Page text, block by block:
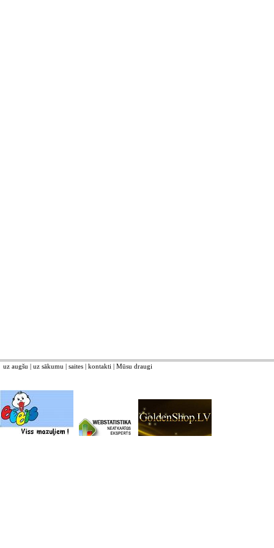
uz augšu | uz sākumu | saites | kontakti | Mūsu draugi